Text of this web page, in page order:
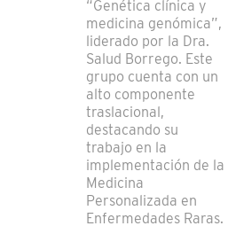
“Genética clínica y
medicina genómica”,
liderado por la Dra.
Salud Borrego. Este
grupo cuenta con un
alto componente
traslacional,
destacando su
trabajo en la
implementación de la
Medicina
Personalizada en
Enfermedades Raras.